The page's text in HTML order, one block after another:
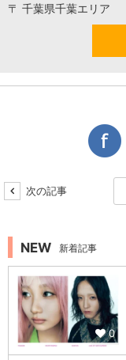
〒 千葉県千葉エリア
次の記事
NEW 新着記事
0